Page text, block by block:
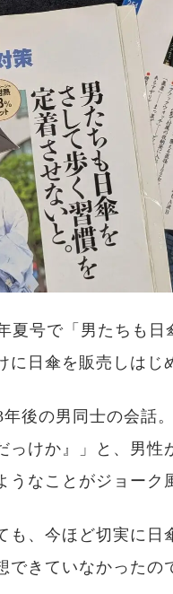
夏号で「男たちも
に日傘を販売しはじ
年後の男同士の会話
っけか』」と、男
うなことがジョーク
も、今ほど切実に日
できていなかったの